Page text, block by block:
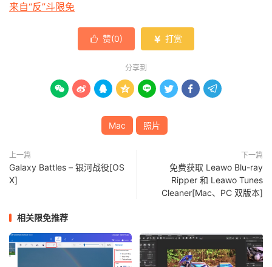
来自“反”斗限免
 赞(0)  打赏
分享到
       
Mac 照片
上一篇
Galaxy Battles – 银河战役[OS
X]
下一篇
免费获取 Leawo Blu-ray
Ripper 和 Leawo Tunes
Cleaner[Mac、PC 双版本]
相关限免推荐